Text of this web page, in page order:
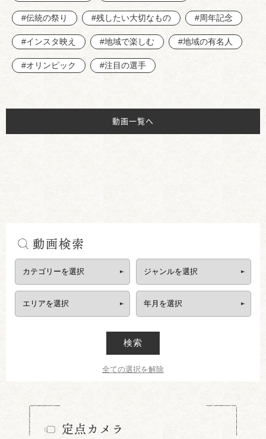
#伝統の祭り #残したい大切なもの #周年記念
#インスタ映え #地域で楽しむ #地域の有名人
#オリンピック #注目の選手
動画一覧へ
動画検索
検索
全ての選択を解除
定点カメラ